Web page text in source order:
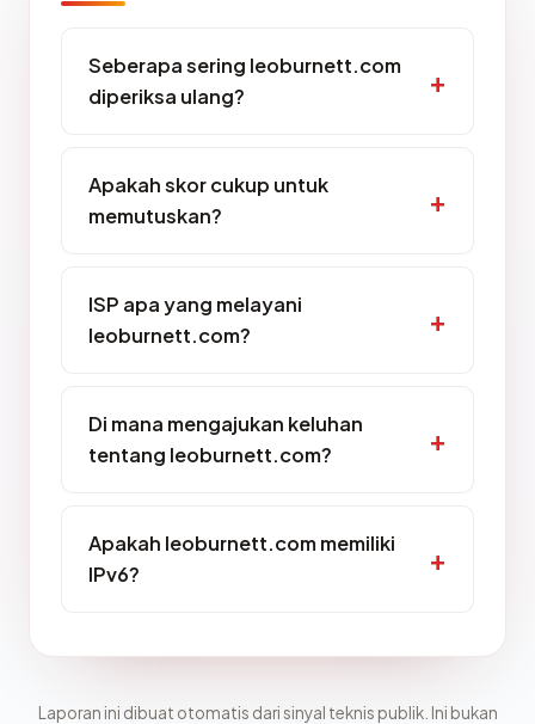
Seberapa sering leoburnett.com
diperiksa ulang?
Apakah skor cukup untuk
memutuskan?
ISP apa yang melayani
leoburnett.com?
Di mana mengajukan keluhan
tentang leoburnett.com?
Apakah leoburnett.com memiliki
IPv6?
Laporan ini dibuat otomatis dari sinyal teknis publik. Ini bukan